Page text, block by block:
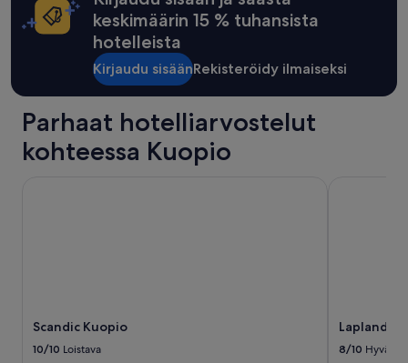
keskimäärin 15 % tuhansista
hotelleista
Kirjaudu sisäänRekisteröidy ilmaiseksi
Parhaat hotelliarvostelut
kohteessa Kuopio
Scandic Kuopio
10/10 Loistava
Lapland
8/10 Hyvä